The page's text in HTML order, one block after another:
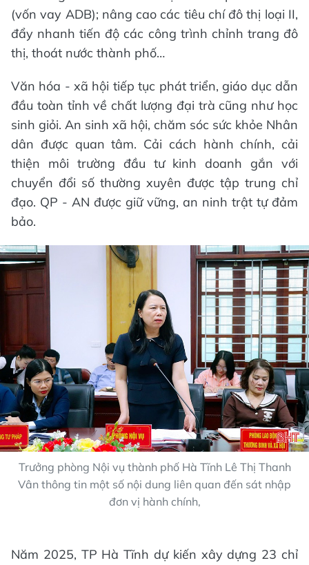
(vốn vay ADB); nâng cao các tiêu chí đô thị loại II,
đẩy nhanh tiến độ các công trình chỉnh trang đô
thị, thoát nước thành phố…
Văn hóa - xã hội tiếp tục phát triển, giáo dục dẫn
đầu toàn tỉnh về chất lượng đại trà cũng như học
sinh giỏi. An sinh xã hội, chăm sóc sức khỏe Nhân
dân được quan tâm. Cải cách hành chính, cải
thiện môi trường đầu tư kinh doanh gắn với
chuyển đổi số thường xuyên được tập trung chỉ
đạo. QP - AN được giữ vững, an ninh trật tự đảm
bảo.
Trưởng phòng Nội vụ thành phố Hà Tĩnh Lê Thị Thanh
Vân thông tin một số nội dung liên quan đến sát nhập
đơn vị hành chính,
Năm 2025, TP Hà Tĩnh dự kiến xây dựng 23 chỉ